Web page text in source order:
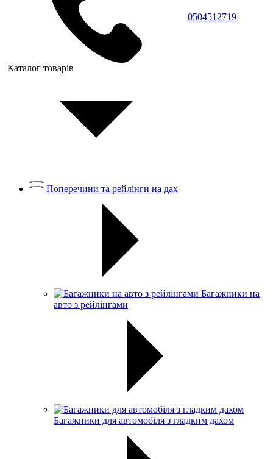
0504512719
Каталог товарів
Поперечини та рейлінги на дах
Багажники на
авто з рейлінгами
Багажники для автомобіля з гладким дахом